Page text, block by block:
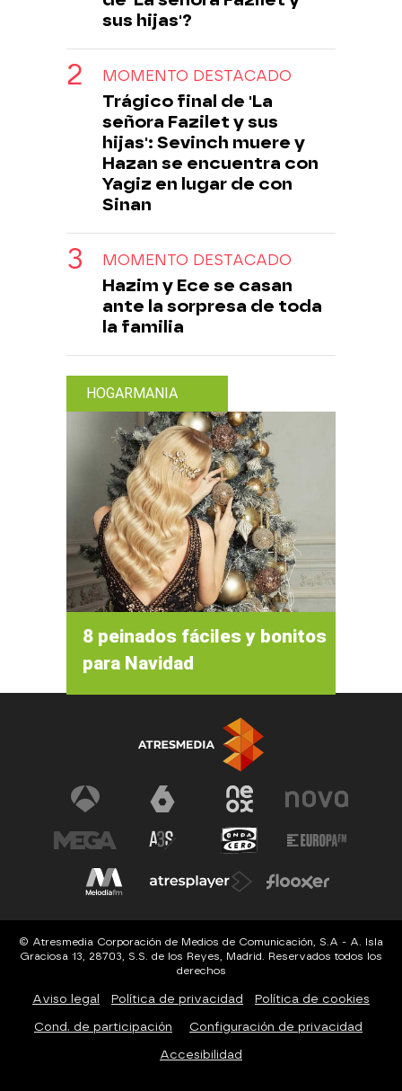
sus hijas'?
MOMENTO DESTACADO
Trágico final de 'La
señora Fazilet y sus
hijas': Sevinch muere y
Hazan se encuentra con
Yagiz en lugar de con
Sinan
MOMENTO DESTACADO
Hazim y Ece se casan
ante la sorpresa de toda
la familia
HOGARMANIA
8 peinados fáciles y bonitos
para Navidad
© Atresmedia Corporación de Medios de Comunicación, S.A - A. Isla
Graciosa 13, 28703, S.S. de los Reyes, Madrid. Reservados todos los
derechos
Aviso legal Política de privacidad Política de cookies
Cond. de participación Configuración de privacidad
Accesibilidad